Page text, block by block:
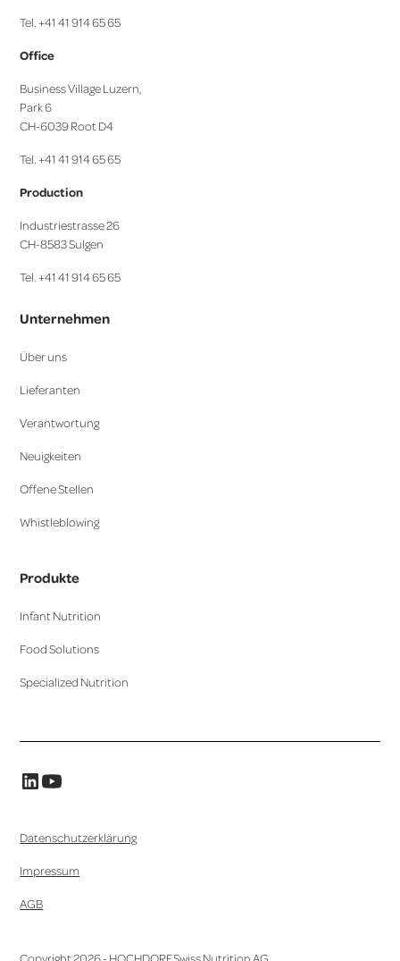
Tel. +41 41 914 65 65
Office
Business Village Luzern,
Park 6
CH-6039 Root D4
Tel. +41 41 914 65 65
Production
Industriestrasse 26
CH-8583 Sulgen
Tel. +41 41 914 65 65
Unternehmen
Über uns
Lieferanten
Verantwortung
Neuigkeiten
Offene Stellen
Whistleblowing
Produkte
Infant Nutrition
Food Solutions
Specialized Nutrition
Datenschutzerklärung
Impressum
AGB